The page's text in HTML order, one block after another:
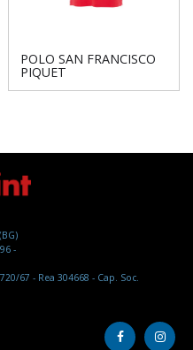
POLO SAN FRANCISCO
PIQUET
-
67 - Rea 304668 - Cap. Soc.